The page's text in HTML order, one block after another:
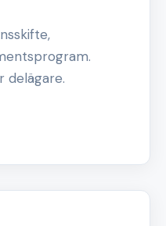
delägare.